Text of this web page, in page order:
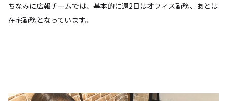
ちなみに広報チームでは、基本的に週2日はオフィス勤務、あとは
在宅勤務となっています。